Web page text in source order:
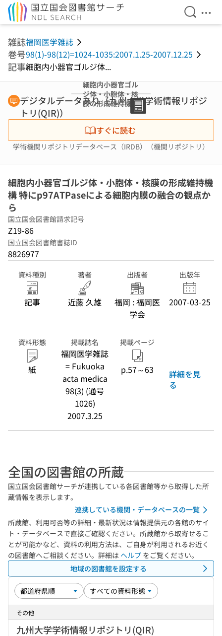
検索を
メ
雑誌福岡医学雑誌
巻号98(1)-98(12)=1024-1035:2007.1.25-2007.12.25
記事細胞内小器官ゴルジ体...
細胞内小器官ゴル
ジ体・小胞体・核
膜の形成維持機構
特にp97ATPase
による細胞内膜の
融合の観点から
デジタルデータあり（九州大学学術情報リポジ
トリ(QIR)）
すぐに読む
学術機関リポジトリデータベース（IRDB）（機関リポジトリ）
細胞内小器官ゴルジ体・小胞体・核膜の形成維持機
構 特にp97ATPaseによる細胞内膜の融合の観点か
ら
国立国会図書館請求記号
Z19-86
国立国会図書館書誌ID
8826977
資料種別
記事
著者
近藤 久雄
出版者
福岡 : 福岡医
学会
出版年
2007-03-25
資料形態
紙
掲載誌名
福岡医学雑誌
= Fukuoka
acta medica
98(3) (通号
1026)
2007.3.25
掲載ページ
p.57～63
詳細を見
る
全国の図書館の所蔵
国立国会図書館サーチが連携している各図書館等から取得した所
蔵情報を表示します。
連携している機関・データベースの一覧
所蔵館、利用可否等の詳細・最新状況は情報提供元の各館のサイ
ト・データベースで直接ご確認ください。所蔵館から取寄せるこ
とが可能かなど、資料の利用方法は、ご自身が利用されるお近く
の図書館へご相談ください。詳細は ヘルプ をご覧ください。
地域の図書館を設定する
その他
九州大学学術情報リポジトリ(QIR)